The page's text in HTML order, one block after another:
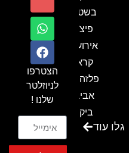
בשטח-
פיצ'ר
אירועים
קראון
פלזה תל
אביב-
ביקור
בכנסגלו עוד
הצטרפו
לניוזלטר
שלנו !